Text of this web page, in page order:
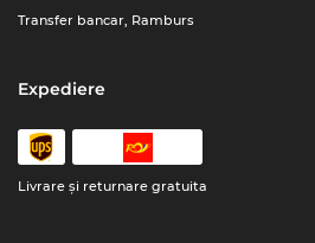
Transfer bancar, Ramburs
Expediere
Livrare şi returnare gratuita